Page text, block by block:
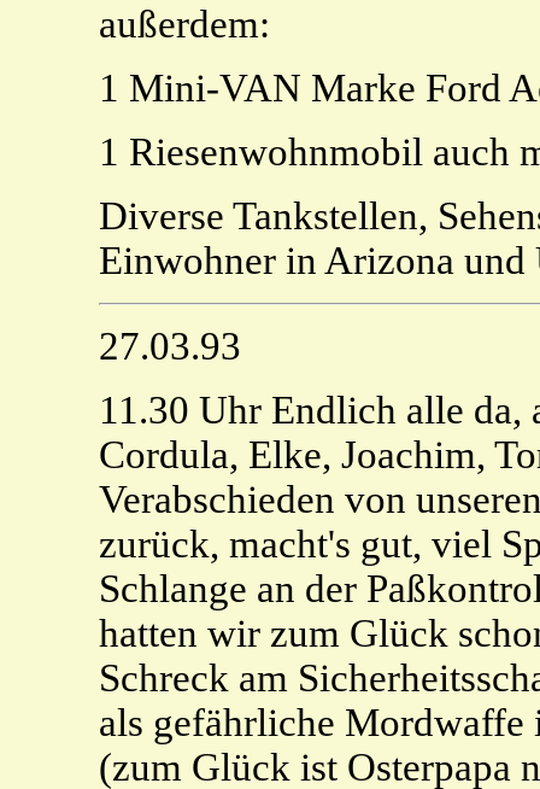
außerdem:
1 Mini-VAN Marke Ford
1 Riesenwohnmobil auch
Diverse Tankstellen,
Einwohner in Arizona und
27.03.93
11.30 Uhr Endlich alle
Cordula, Elke, Joachim,
Verabschieden von
zurück, macht's gut, viel
Schlange an der
hatten wir zum Glück
Schreck am
als gefährliche
(zum Glück ist Osterpapa